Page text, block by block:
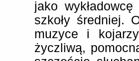
jako
szkoły średniej.
muzyce i
życzliwą,